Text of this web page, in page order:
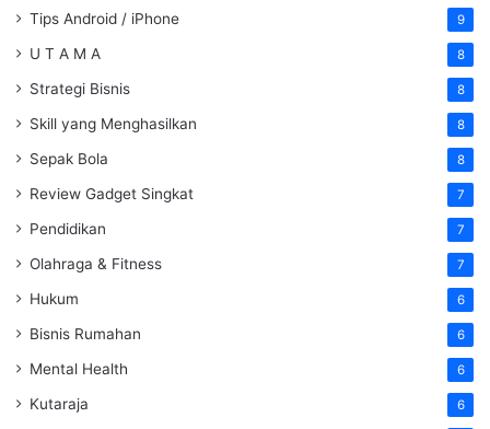
Tips Android / iPhone 9
U T A M A 8
Strategi Bisnis 8
Skill yang Menghasilkan 8
Sepak Bola 8
Review Gadget Singkat 7
Pendidikan 7
Olahraga & Fitness 7
Hukum 6
Bisnis Rumahan 6
Mental Health 6
Kutaraja 6